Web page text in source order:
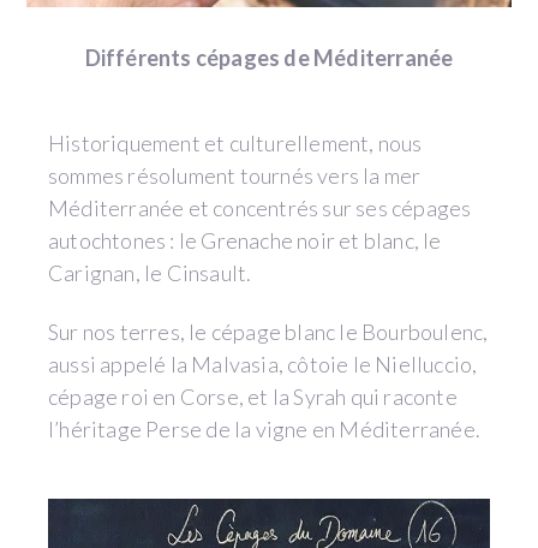
Différents cépages de Méditerranée
Historiquement et culturellement, nous
sommes résolument tournés vers la mer
Méditerranée et concentrés sur ses cépages
autochtones : le Grenache noir et blanc, le
Carignan, le Cinsault.
Sur nos terres, le cépage blanc le Bourboulenc,
aussi appelé la Malvasia, côtoie le Nielluccio,
cépage roi en Corse, et la Syrah qui raconte
l’héritage Perse de la vigne en Méditerranée.